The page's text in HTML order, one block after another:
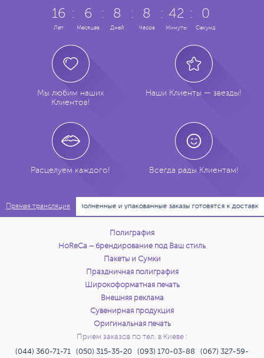
16
Лет
: 6
Месяцев
: 8
Дней
: 8
Часов
: 42
Минуты
: 1
Секунда
Мы любим наших
Клиентов!
Наши Клиенты — звезды!
Расцелуем каждого! Всегда рады Клиентам!
Прямая трансляция
08:01:00 Выполненные и упакованные заказы готовятся к доставке
Полиграфия
HoReCa – брендирование под Ваш стиль
Пакеты и Сумки
Праздничная полиграфия
Широкоформатная печать
Внешняя реклама
Сувенирная продукция
Оригинальная печать
Прием заказов по тел. в Киеве :
(044) 360-71-71 (050) 315-35-20 (093) 170-03-88 (067) 327-59-